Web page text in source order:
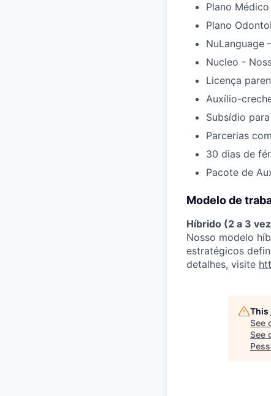
Plano Médico
Plano
NuLanguage
Nucleo -
Licença
Auxílio-
Subsídio
Parcerias
30 dias de
Pacote de
Modelo de
Híbrido (2 a 3
Nosso modelo
estratégicos
detalhes, visite
This
See
See